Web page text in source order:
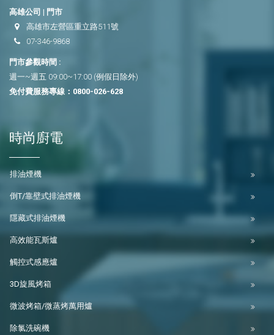
高雄公司 | 門市
高雄市左營區重立路511號
07-346-9868
門市參觀時間 :
週一~週五 09:00~17:00 (例假日除外)
免付費服務專線： 0800-026-628
時尚廚電
排油煙機
倒T/靠壁式排油煙機
隱藏式排油煙機
高效能瓦斯爐
觸控式感應爐
3D旋風烤箱
微波烤箱/微蒸烤萬用爐
除氯洗碗機